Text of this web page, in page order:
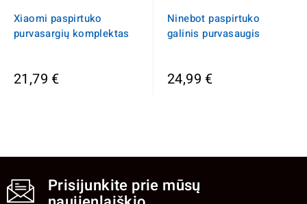
Xiaomi paspirtuko
purvasargių komplektas
21,79 €
Ninebot paspirtuko
galinis purvasaugis
24,99 €
Prisijunkite prie mūsų